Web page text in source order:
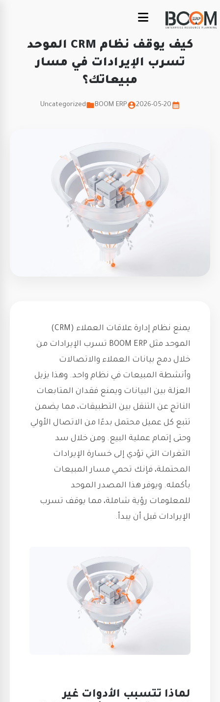
كيف يوقف نظام CRM الموحد
تسرب الإيرادات في مسار
مبيعاتك؟
2026-05-20
BOOM ERP
Uncategorized
يمنع نظام إدارة علاقات العملاء (CRM)
الموحد مثل BOOM ERP تسرب الإيرادات من
خلال دمج بيانات العملاء والاتصالات
وأنشطة المبيعات في نظام واحد. وهذا يزيل
العزلة بين البيانات ويمنع فقدان المتابعات
الناتج عن التنقل بين التطبيقات، مما يضمن
تتبع كل عميل محتمل بدءًا من الاتصال الأولي
وحتى إتمام عملية البيع. ومن خلال سد
الثغرات التي تؤدي إلى خسارة الإيرادات
المحتملة، فإنك تحمي مسار المبيعات
بأكمله. ويوفر هذا المصدر الموحد
للمعلومات رؤية شاملة، مما يوقف تسرب
الإيرادات قبل أن يبدأ.
لماذا تتسبب الأدوات غير